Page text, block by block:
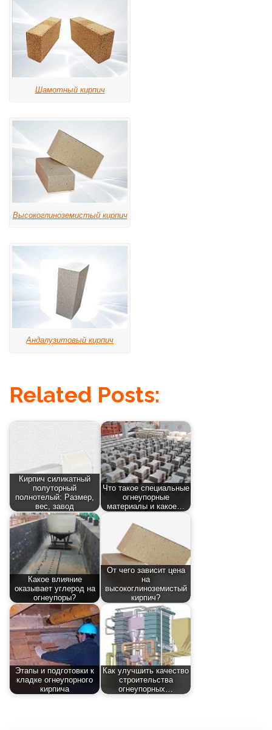
Шамотный кирпич
Высокоглиноземистый кирпич
Андалузитовый кирпич
Related Posts:
Кирпич силикатный
полуторный
полнотелый: Размер,
вес, завод
Что такое специальные
огнеупорные
материалы и какое…
Какое влияние
оказывает углерод на
огнеупоры?
От чего зависит цена
на
высокоглиноземистый
кирпич?
Этапы и подготовки к
кладке огнеупорного
кирпича
Как улучшить качество
строительства
огнеупорных…